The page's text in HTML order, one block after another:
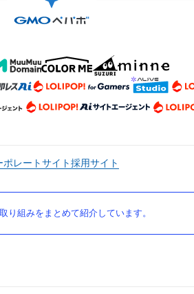
ポレートサイト採用サイト
組みをまとめて紹介しています。